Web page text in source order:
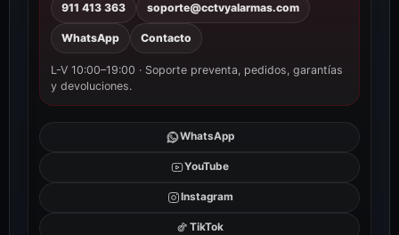
911 413 363 soporte@cctvyalarmas.com
WhatsApp Contacto
L-V 10:00–19:00 · Soporte preventa, pedidos, garantías
y devoluciones.
WhatsApp
YouTube
Instagram
TikTok